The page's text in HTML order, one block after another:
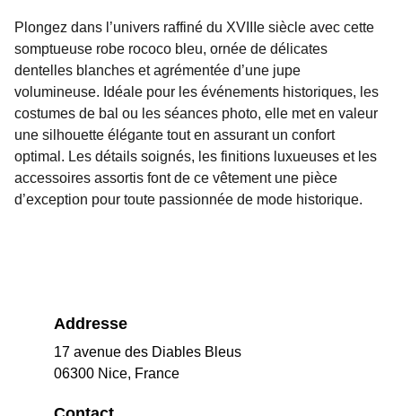
Plongez dans l’univers raffiné du XVIIIe siècle avec cette
somptueuse robe rococo bleu, ornée de délicates
dentelles blanches et agrémentée d’une jupe
volumineuse. Idéale pour les événements historiques, les
costumes de bal ou les séances photo, elle met en valeur
une silhouette élégante tout en assurant un confort
optimal. Les détails soignés, les finitions luxueuses et les
accessoires assortis font de ce vêtement une pièce
d’exception pour toute passionnée de mode historique.
Addresse
17 avenue des Diables Bleus
06300 Nice, France